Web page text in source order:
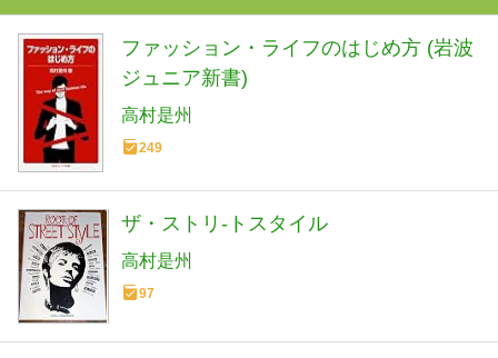
ファッション・ライフのはじめ方 (岩波
ジュニア新書)
高村是州
249
ザ・ストリ-トスタイル
高村是州
97